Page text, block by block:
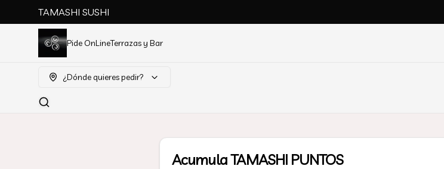
TAMASHI SUSHI
Pide OnLineTerrazas y Bar
¿Dónde quieres pedir?
AcumulaTAMASHI PUNTOS